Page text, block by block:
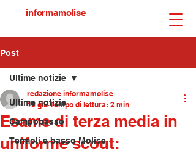
informamolise
Post
Ultime notizie
Campobasso
Termoli e basso Molise
Ultime notizie
Esame di terza media in
uniforme scout:
redazione informamolise
19 giu Tempo di lettura: 2 min